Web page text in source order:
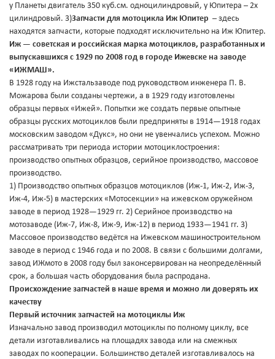
у Планеты двигатель 350 куб.см. одноцилиндровый, у Юпитера – 2х
цилиндровый. 3)Запчасти для мотоцикла Иж Юпитер – здесь
находятся запчасти, которые подходят исключительно на Иж Юпитер.
Иж — советская и российская марка мотоциклов, разработанных и
выпускавшихся с 1929 по 2008 год в городе Ижевске на заводе
«ИЖМАШ».
В 1928 году на Ижстальзаводе под руководством инженера П. В.
Можарова были созданы чертежи, а в 1929 году изготовлены
образцы первых «Ижей». Попытки же создать первые опытные
образцы русских мотоциклов были предприняты в 1914—1918 годах
московским заводом «Дукс», но они не увенчались успехом. Можно
рассматривать три периода истории мотоциклостроения:
производство опытных образцов, серийное производство, массовое
производство.
1) Производство опытных образцов мотоциклов (Иж-1, Иж-2, Иж-3,
Иж-4, Иж-5) в мастерских «Мотосекции» на ижевском оружейном
заводе в период 1928—1929 гг. 2) Серийное производство на
мотозаводе (Иж-7, Иж-8, Иж-9, Иж-12) в период 1933—1941 гг. 3)
Массовое производство ведётся на Ижевском машиностроительном
заводе в период с 1946 года и по 2008. В связи с большими долгами,
завод ИЖмото в 2008 году был законсервирован на неопределённый
срок, а большая часть оборудования была распродана.
Происхождение запчастей в наше время и можно ли доверять их
качеству
Первый источник запчастей на мотоциклы Иж
Изначально завод производил мотоциклы по полному циклу, все
детали изготавливались на площадях завода или на смежных
заводах по кооперации. Большинство деталей изготавливалось на